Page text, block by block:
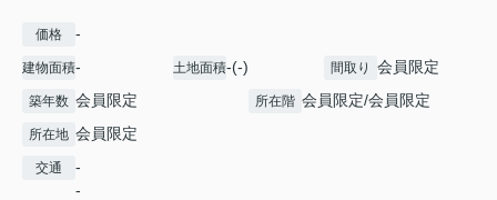
価格 -
建物面積- 土地面積-(-) 間取り 会員限定
築年数 会員限定 所在階 会員限定/会員限定
所在地 会員限定
交通
-
-